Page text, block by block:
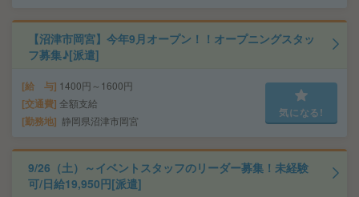
【沼津市岡宮】今年9月オープン！！オープニングスタッ
フ募集♪[派遣]
給 与 1400円～1600円
交通費 全額支給
勤務地 静岡県沼津市岡宮
気になる!
9/26（土）～イベントスタッフのリーダー募集！未経験
可/日給19,950円[派遣]